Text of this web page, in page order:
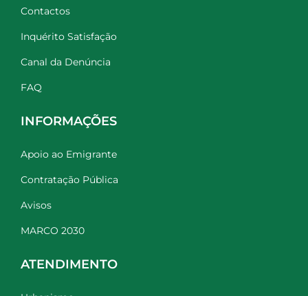
Contactos
Inquérito Satisfação
Canal da Denúncia
FAQ
INFORMAÇÕES
Apoio ao Emigrante
Contratação Pública
Avisos
MARCO 2030
ATENDIMENTO